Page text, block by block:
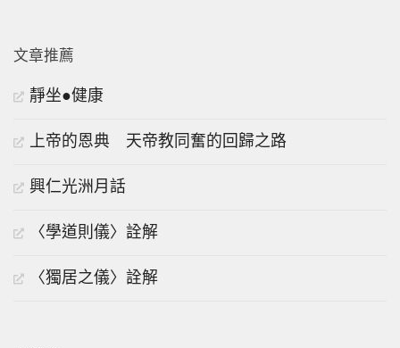
文章推薦
靜坐●健康
上帝的恩典 天帝教同奮的回歸之路
興仁光洲月話
〈學道則儀〉詮解
〈獨居之儀〉詮解